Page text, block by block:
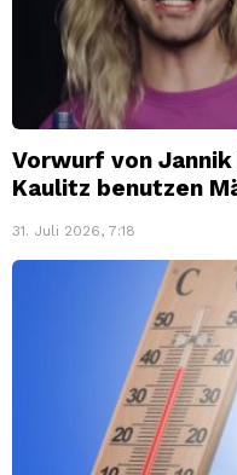
Vorwurf von
Kaulitz benutzen
31. Juli 2026, 7:18